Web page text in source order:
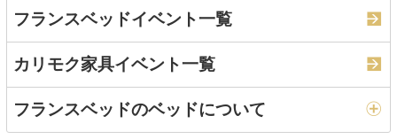
フランスベッドイベント一覧
カリモク家具イベント一覧
フランスベッドのベッドについて